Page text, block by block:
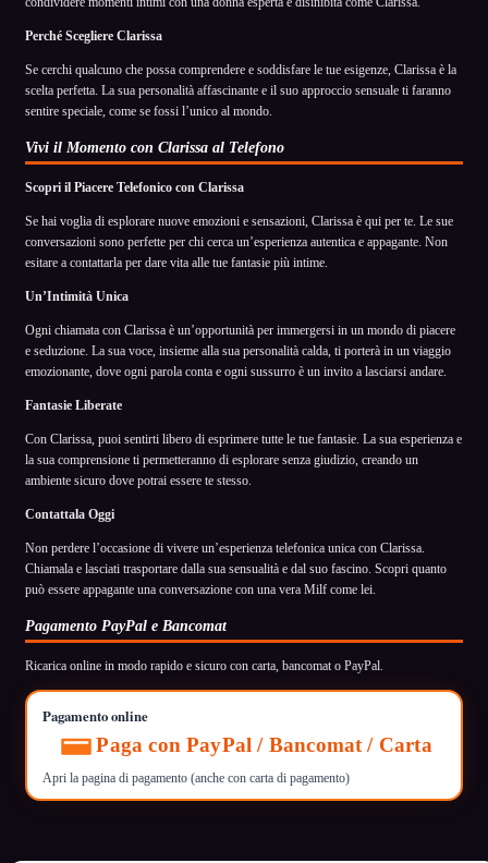
Perché Scegliere Clarissa
Se cerchi qualcuno che possa comprendere e soddisfare le tue esigenze, Clarissa è la
scelta perfetta. La sua personalità affascinante e il suo approccio sensuale ti faranno
sentire speciale, come se fossi l’unico al mondo.
Vivi il Momento con Clarissa al Telefono
Scopri il Piacere Telefonico con Clarissa
Se hai voglia di esplorare nuove emozioni e sensazioni, Clarissa è qui per te. Le sue
conversazioni sono perfette per chi cerca un’esperienza autentica e appagante. Non
esitare a contattarla per dare vita alle tue fantasie più intime.
Un’Intimità Unica
Ogni chiamata con Clarissa è un’opportunità per immergersi in un mondo di piacere
e seduzione. La sua voce, insieme alla sua personalità calda, ti porterà in un viaggio
emozionante, dove ogni parola conta e ogni sussurro è un invito a lasciarsi andare.
Fantasie Liberate
Con Clarissa, puoi sentirti libero di esprimere tutte le tue fantasie. La sua esperienza e
la sua comprensione ti permetteranno di esplorare senza giudizio, creando un
ambiente sicuro dove potrai essere te stesso.
Contattala Oggi
Non perdere l’occasione di vivere un’esperienza telefonica unica con Clarissa.
Chiamala e lasciati trasportare dalla sua sensualità e dal suo fascino. Scopri quanto
può essere appagante una conversazione con una vera Milf come lei.
Pagamento PayPal e Bancomat
Ricarica online in modo rapido e sicuro con carta, bancomat o PayPal.
Pagamento online
Paga con PayPal / Bancomat / Carta
Apri la pagina di pagamento (anche con carta di pagamento)